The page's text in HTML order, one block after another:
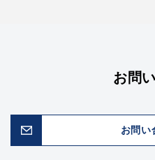
お問
お問い